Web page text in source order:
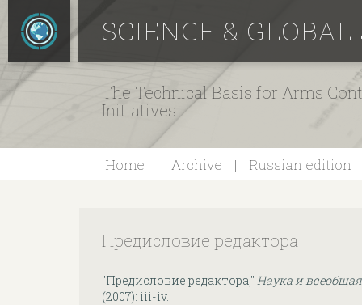
SCIENCE &
The Technical Basis for Arms
Initiatives
Home Archive Russian edition
Предисловие редактора
"Предисловие редактора," Наука и
(2007): iii-iv.